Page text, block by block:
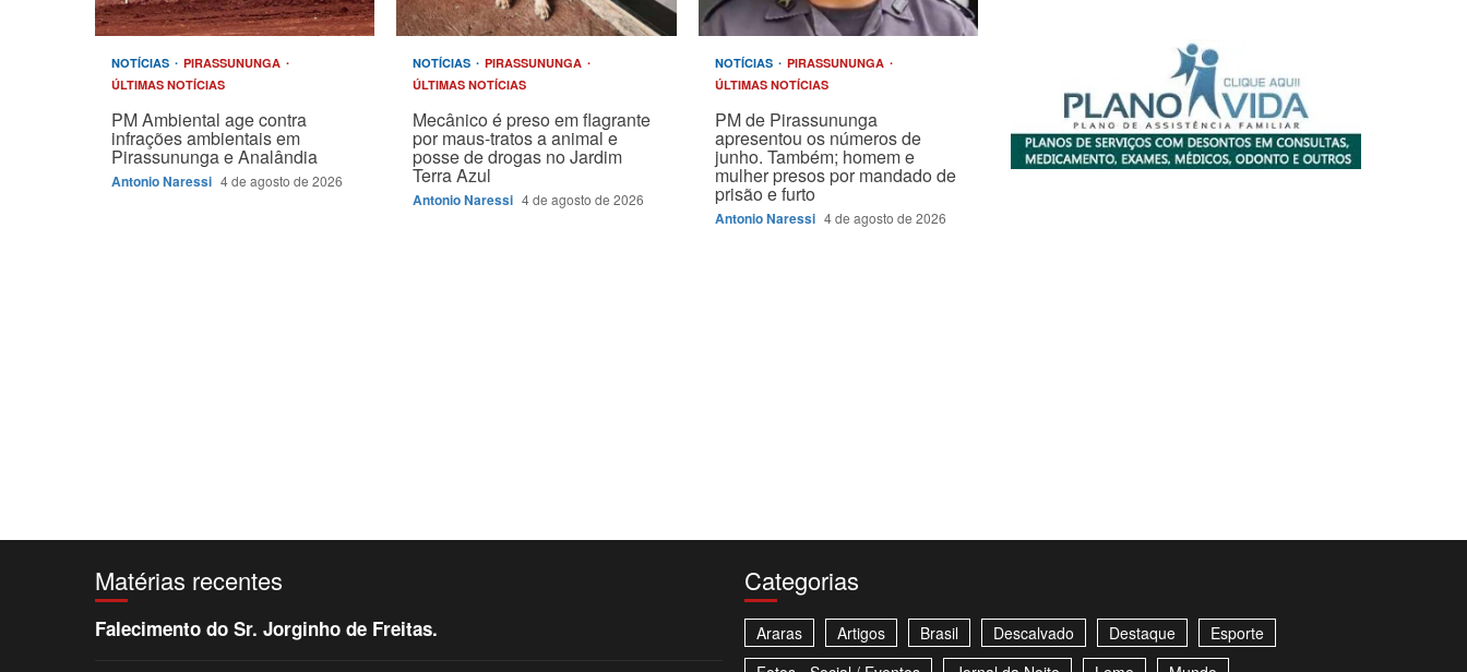
NOTÍCIAS
PIRASSUNUNGA
ÚLTIMAS NOTÍCIAS
PM Ambiental age contra
infrações ambientais em
Pirassununga e Analândia
Antonio Naressi 4 de agosto de 2026
NOTÍCIAS
PIRASSUNUNGA
ÚLTIMAS NOTÍCIAS
Mecânico é preso em flagrante
por maus-tratos a animal e
posse de drogas no Jardim
Terra Azul
Antonio Naressi 4 de agosto de 2026
NOTÍCIAS
PIRASSUNUNGA
ÚLTIMAS NOTÍCIAS
PM de Pirassununga
apresentou os números de
junho. Também; homem e
mulher presos por mandado de
prisão e furto
Antonio Naressi 4 de agosto de 2026
Matérias recentes
Falecimento do Sr. Jorginho de Freitas.
Categorias
Araras Artigos Brasil Descalvado Destaque
Esporte